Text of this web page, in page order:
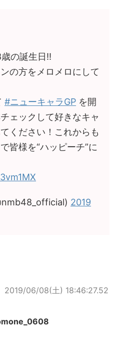
歳の誕生日!!
の方をメロメロにして
#ニューキャラGP を開
ェックして好きなキャ
ください！これからも
皆様を“ハッピーチ”に
2019
2019/06/08(土) 18:46:27.52